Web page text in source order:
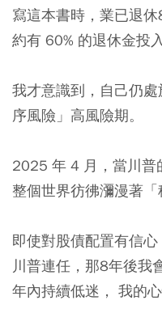
寫這本書時，業已退
約有 60% 的退休金投
我才意識到，自己仍
序風險」高風險期。
2025 年 4 月，當川普
整個世界彷彿瀰漫著「
即使對股債配置有信
川普連任，那8年後我
年內持續低迷， 我的